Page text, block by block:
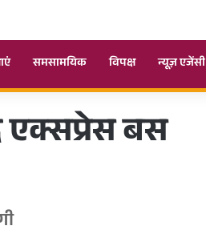
समसामयिक विपक्ष न्यूज़ एजेंसी
एक्सप्रेस बस